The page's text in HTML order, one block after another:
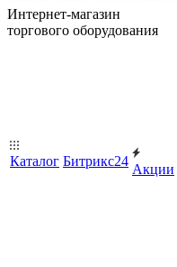
Интернет-магазин
торгового оборудования
Каталог Битрикс24
Акции